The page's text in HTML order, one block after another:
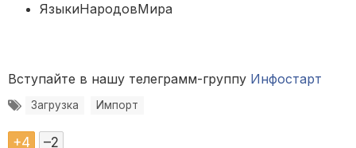
ЯзыкиНародовМира
Вступайте в нашу телеграмм-группу Инфостарт
Загрузка Импорт
+4 –2